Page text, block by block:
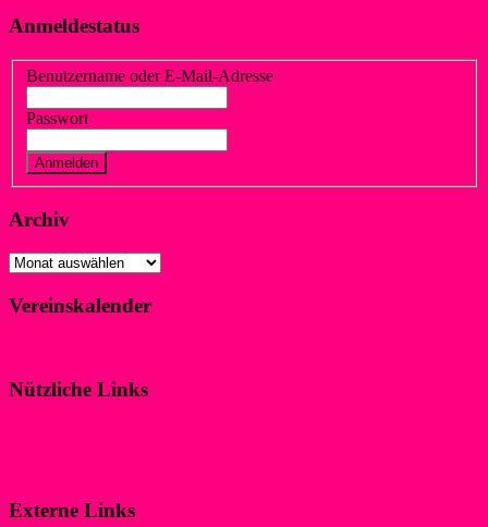
Anmeldestatus
Benutzername oder E-Mail-Adresse
Passwort
Archiv
Archiv
Vereinskalender
Nützliche Links
Externe Links